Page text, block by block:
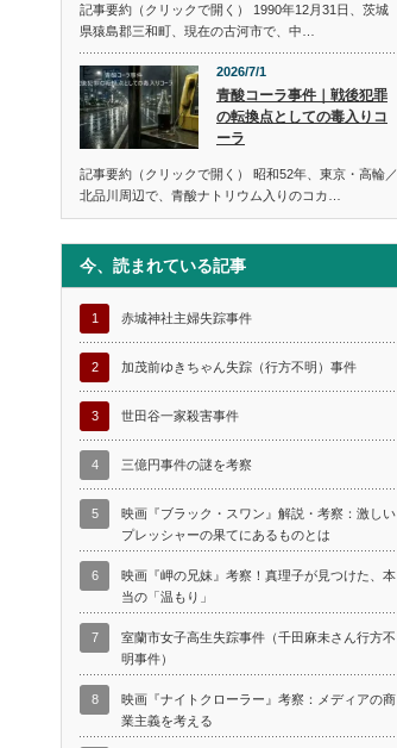
記事要約（クリックで開く） 1990年12月31日、茨城
県猿島郡三和町、現在の古河市で、中…
2026/7/1
青酸コーラ事件｜戦後犯罪
の転換点としての毒入りコ
ーラ
記事要約（クリックで開く） 昭和52年、東京・高輪／
北品川周辺で、青酸ナトリウム入りのコカ…
今、読まれている記事
1 赤城神社主婦失踪事件
2 加茂前ゆきちゃん失踪（行方不明）事件
3 世田谷一家殺害事件
4 三億円事件の謎を考察
5
映画『ブラック・スワン』解説・考察：激しい
プレッシャーの果てにあるものとは
6
映画『岬の兄妹』考察！真理子が見つけた、本
当の「温もり」
7
室蘭市女子高生失踪事件（千田麻未さん行方不
明事件）
8
映画『ナイトクローラー』考察：メディアの商
業主義を考える